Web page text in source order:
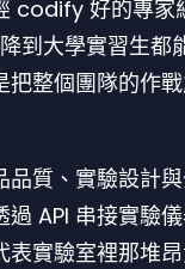
codify 好的專家
到大學實習生都
把整個團隊的作
品質、實驗設計
API 串接實驗
表實驗室裡那堆